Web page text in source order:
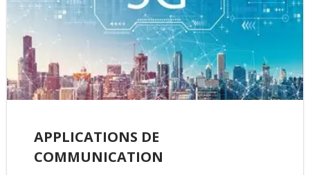
APPLICATIONS DE
COMMUNICATION